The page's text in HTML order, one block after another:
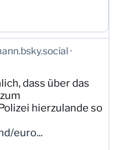
dass über das
hierzulande so
euro...